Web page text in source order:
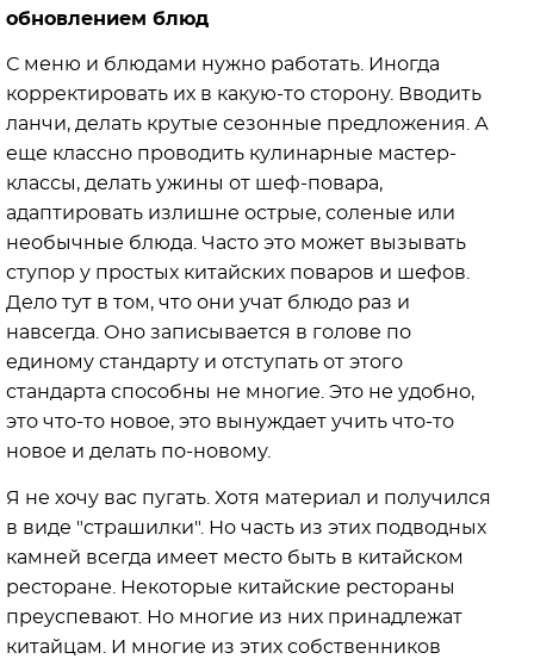
обновлением блюд
С меню и блюдами нужно работать. Иногда
корректировать их в какую-то сторону. Вводить
ланчи, делать крутые сезонные предложения. А
еще классно проводить кулинарные мастер-
классы, делать ужины от шеф-повара,
адаптировать излишне острые, соленые или
необычные блюда. Часто это может вызывать
ступор у простых китайских поваров и шефов.
Дело тут в том, что они учат блюдо раз и
навсегда. Оно записывается в голове по
единому стандарту и отступать от этого
стандарта способны не многие. Это не удобно,
это что-то новое, это вынуждает учить что-то
новое и делать по-новому.
Я не хочу вас пугать. Хотя материал и получился
в виде "страшилки". Но часть из этих подводных
камней всегда имеет место быть в китайском
ресторане. Некоторые китайские рестораны
преуспевают. Но многие из них принадлежат
китайцам. И многие из этих собственников